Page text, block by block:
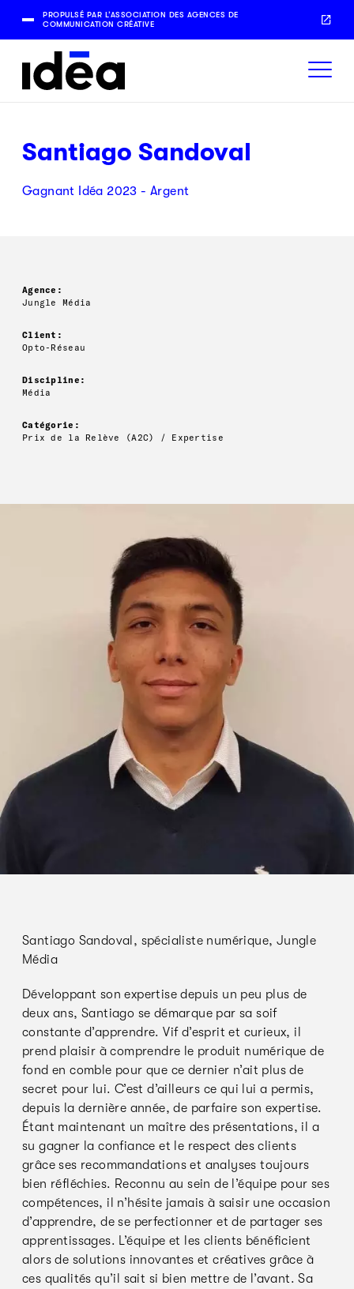
PROPULSÉ PAR L’ASSOCIATION DES AGENCES DE
COMMUNICATION CRÉATIVE
Santiago Sandoval
Gagnant Idéa 2023 - Argent
Agence:
Jungle Média
Client:
Opto-Réseau
Discipline:
Média
Catégorie:
Prix de la Relève (A2C) / Expertise
Santiago Sandoval, spécialiste numérique, Jungle
Média
Développant son expertise depuis un peu plus de
deux ans, Santiago se démarque par sa soif
constante d’apprendre. Vif d’esprit et curieux, il
prend plaisir à comprendre le produit numérique de
fond en comble pour que ce dernier n’ait plus de
secret pour lui. C’est d’ailleurs ce qui lui a permis,
depuis la dernière année, de parfaire son expertise.
Étant maintenant un maître des présentations, il a
su gagner la confiance et le respect des clients
grâce ses recommandations et analyses toujours
bien réfléchies. Reconnu au sein de l’équipe pour ses
compétences, il n’hésite jamais à saisir une occasion
d’apprendre, de se perfectionner et de partager ses
apprentissages. L’équipe et les clients bénéficient
alors de solutions innovantes et créatives grâce à
ces qualités qu’il sait si bien mettre de l’avant. Sa